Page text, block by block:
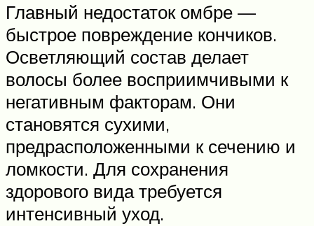
Главный недостаток омбре —
быстрое повреждение кончиков.
Осветляющий состав делает
волосы более восприимчивыми к
негативным факторам. Они
становятся сухими,
предрасположенными к сечению и
ломкости. Для сохранения
здорового вида требуется
интенсивный уход.